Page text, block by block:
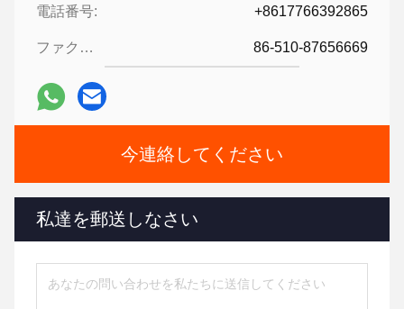
電話番号: +8617766392865
ファクシミリ: 86-510-87656669
今連絡してください
私達を郵送しなさい